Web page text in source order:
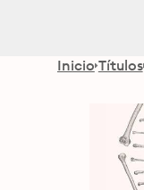
Inicio Títulos